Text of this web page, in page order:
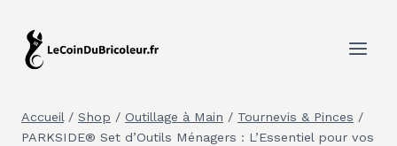
contenu
Accueil / Shop / Outillage à Main / Tournevis & Pinces /
PARKSIDE® Set d’Outils Ménagers : L’Essentiel pour vos